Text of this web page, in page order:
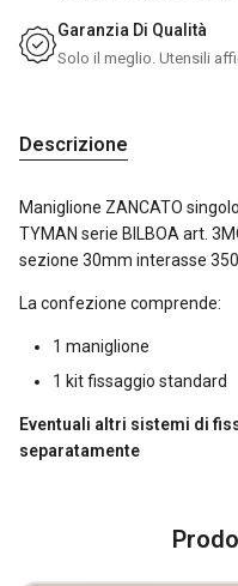
Garanzia Di Qualità
Solo il meglio. Utensili
Descrizione
Maniglione ZANCATO
TYMAN serie BILBOA art.
sezione 30mm interasse
La confezione comprende:
1 maniglione
1 kit fissaggio standard
Eventuali altri sistemi di
separatamente